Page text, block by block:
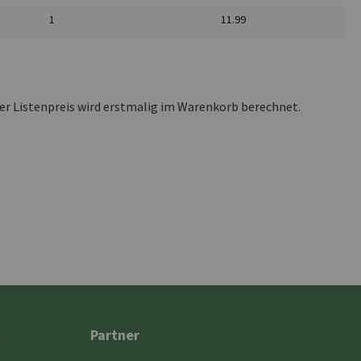
1 11.99
Listenpreis wird erstmalig im Warenkorb berechnet.
Partner